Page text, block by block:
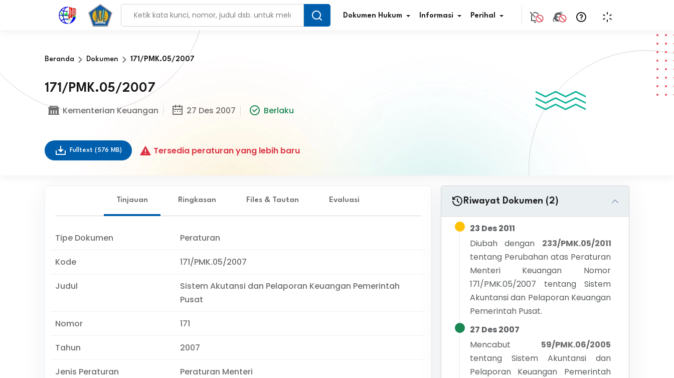
Dokumen Hukum Informasi
Simplifikasi Regulasi
Program Perencanaan
Video Sosialisasi
Kamus Hukum
Penghargaan JDIH
Perihal
Beranda Dokumen 171/PMK.05/2007
171/PMK.05/2007
Kementerian Keuangan 27 Des 2007 Berlaku
Fulltext (576 MB) Tersedia peraturan yang lebih baru
Tinjauan Ringkasan Files & Tautan Evaluasi
Tipe Dokumen Peraturan
Kode 171/PMK.05/2007
Judul
Sistem Akutansi dan Pelaporan Keuangan Pemerintah
Pusat
Nomor 171
Tahun 2007
Jenis Peraturan Peraturan Menteri
Riwayat Dokumen (2)
23 Des 2011
Diubah dengan
233/PMK.05/2011
tentang Perubahan atas Peraturan
Menteri Keuangan Nomor
171/PMK.05/2007 tentang Sistem
Akuntansi dan Pelaporan Keuangan
Pemerintah Pusat.
27 Des 2007
Mencabut
59/PMK.06/2005
tentang Sistem Akuntansi dan
Pelaporan Keuangan Pemerintah